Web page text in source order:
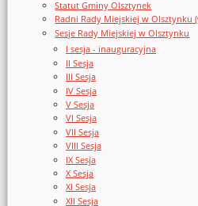
Statut Gminy Olsztynek
Radni Rady Miejskiej w Olsztynku
Sesje Rady Miejskiej w Olsztynku
I sesja - inauguracyjna
II Sesja
III Sesja
IV Sesja
V Sesja
VI Sesja
VII Sesja
VIII Sesja
IX Sesja
X Sesja
XI Sesja
XII Sesja